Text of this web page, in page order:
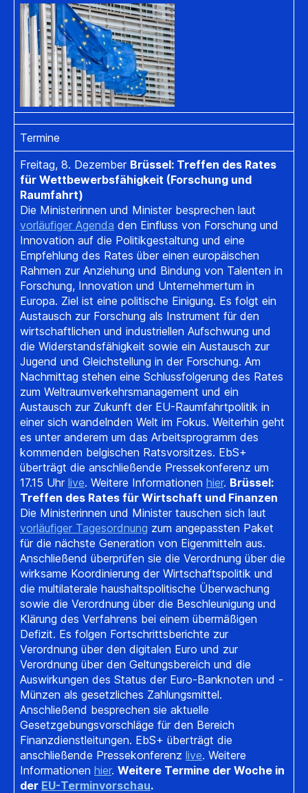
Termine
Freitag, 8. Dezember Brüssel: Treffen des Rates
für Wettbewerbsfähigkeit (Forschung und
Raumfahrt)
Die Ministerinnen und Minister besprechen laut
vorläufiger Agenda den Einfluss von Forschung und
Innovation auf die Politikgestaltung und eine
Empfehlung des Rates über einen europäischen
Rahmen zur Anziehung und Bindung von Talenten in
Forschung, Innovation und Unternehmertum in
Europa. Ziel ist eine politische Einigung. Es folgt ein
Austausch zur Forschung als Instrument für den
wirtschaftlichen und industriellen Aufschwung und
die Widerstandsfähigkeit sowie ein Austausch zur
Jugend und Gleichstellung in der Forschung. Am
Nachmittag stehen eine Schlussfolgerung des Rates
zum Weltraumverkehrsmanagement und ein
Austausch zur Zukunft der EU-Raumfahrtpolitik in
einer sich wandelnden Welt im Fokus. Weiterhin geht
es unter anderem um das Arbeitsprogramm des
kommenden belgischen Ratsvorsitzes. EbS+
überträgt die anschließende Pressekonferenz um
17.15 Uhr live. Weitere Informationen hier. Brüssel:
Treffen des Rates für Wirtschaft und Finanzen
Die Ministerinnen und Minister tauschen sich laut
vorläufiger Tagesordnung zum angepassten Paket
für die nächste Generation von Eigenmitteln aus.
Anschließend überprüfen sie die Verordnung über die
wirksame Koordinierung der Wirtschaftspolitik und
die multilaterale haushaltspolitische Überwachung
sowie die Verordnung über die Beschleunigung und
Klärung des Verfahrens bei einem übermäßigen
Defizit. Es folgen Fortschrittsberichte zur
Verordnung über den digitalen Euro und zur
Verordnung über den Geltungsbereich und die
Auswirkungen des Status der Euro-Banknoten und -
Münzen als gesetzliches Zahlungsmittel.
Anschließend besprechen sie aktuelle
Gesetzgebungsvorschläge für den Bereich
Finanzdienstleitungen. EbS+ überträgt die
anschließende Pressekonferenz live. Weitere
Informationen hier. Weitere Termine der Woche in
der EU-Terminvorschau.